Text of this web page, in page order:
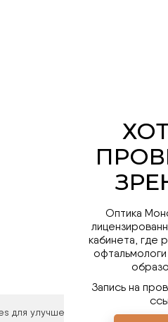
для улучшения работы сайта.
Оптика
кабинета, где
Запись на